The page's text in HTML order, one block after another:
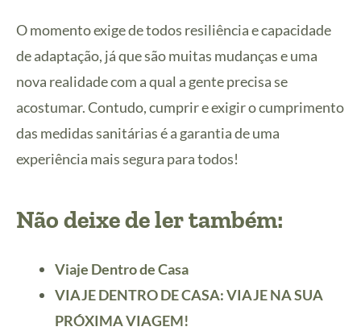
O momento exige de todos resiliência e capacidade
de adaptação, já que são muitas mudanças e uma
nova realidade com a qual a gente precisa se
acostumar. Contudo, cumprir e exigir o cumprimento
das medidas sanitárias é a garantia de uma
experiência mais segura para todos!
Não deixe de ler também:
Viaje Dentro de Casa
VIAJE DENTRO DE CASA: VIAJE NA SUA
PRÓXIMA VIAGEM!